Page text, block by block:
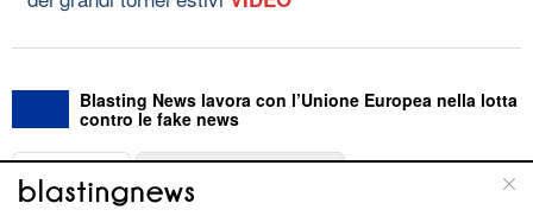
Blasting News lavora con l’Unione Europea nella lotta
contro le fake news
ABOUT